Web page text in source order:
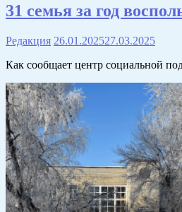
31 семья за год
Редакция 26.01.202527.03.2025
Как сообщает центр социальной